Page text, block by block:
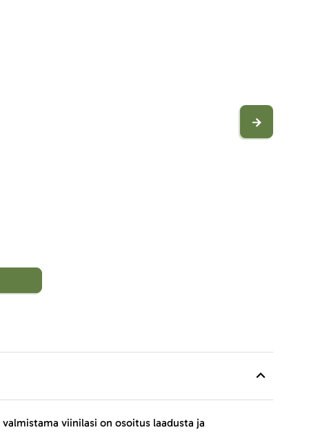
viinilasi on osoitus laadusta ja